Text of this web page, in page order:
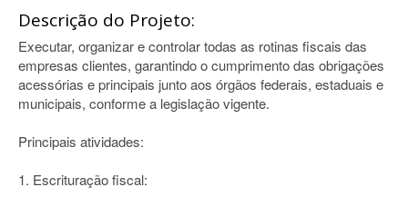
Descrição do Projeto:
Executar, organizar e controlar todas as rotinas fiscais das
empresas clientes, garantindo o cumprimento das obrigações
acessórias e principais junto aos órgãos federais, estaduais e
municipais, conforme a legislação vigente.
Principais atividades:
1. Escrituração fiscal: